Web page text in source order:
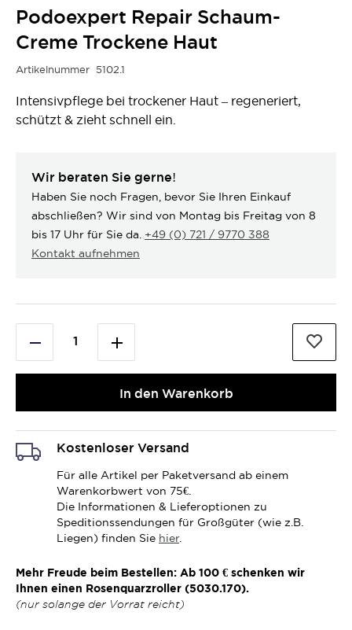
Podoexpert Repair Schaum-
Creme Trockene Haut
Artikelnummer 5102.1
Intensivpflege bei trockener Haut – regeneriert,
schützt & zieht schnell ein.
Wir beraten Sie gerne!
Haben Sie noch Fragen, bevor Sie Ihren Einkauf
abschließen? Wir sind von Montag bis Freitag von 8
bis 17 Uhr für Sie da. +49 (0) 721 / 9770 388
Kontakt aufnehmen
In den Warenkorb
Kostenloser Versand
Für alle Artikel per Paketversand ab einem
Warenkorbwert von 75€.
Die Informationen & Lieferoptionen zu
Speditionssendungen für Großgüter (wie z.B.
Liegen) finden Sie hier.
Mehr Freude beim Bestellen: Ab 100 € schenken wir
Ihnen einen Rosenquarzroller (5030.170).
(nur solange der Vorrat reicht)